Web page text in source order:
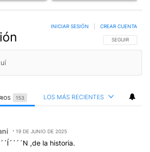
SIGA ESTA
SEGUIR
INICIAR SESIÓN CREAR CUENTA
153 LOS MÁS RECIENTES
19 DE JUNIO DE 2025
,de la historia.